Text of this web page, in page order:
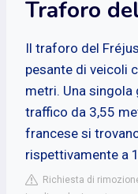
Traforo
Il traforo del
pesante di veicoli
metri. Una
traffico da 3,55
francese si
rispettivamente a
Richiesta di